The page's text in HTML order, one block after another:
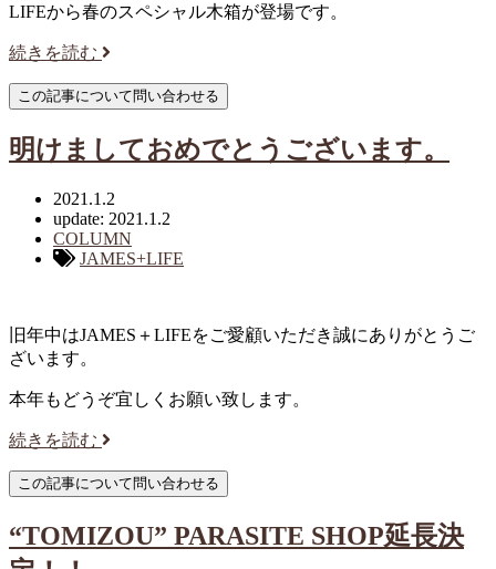
LIFEから春のスペシャル木箱が登場です。
続きを読む
明けましておめでとうございます。
2021.1.2
update: 2021.1.2
COLUMN
JAMES+LIFE
旧年中はJAMES＋LIFEをご愛顧いただき誠にありがとうご
ざいます。
本年もどうぞ宜しくお願い致します。
続きを読む
“TOMIZOU” PARASITE SHOP延長決